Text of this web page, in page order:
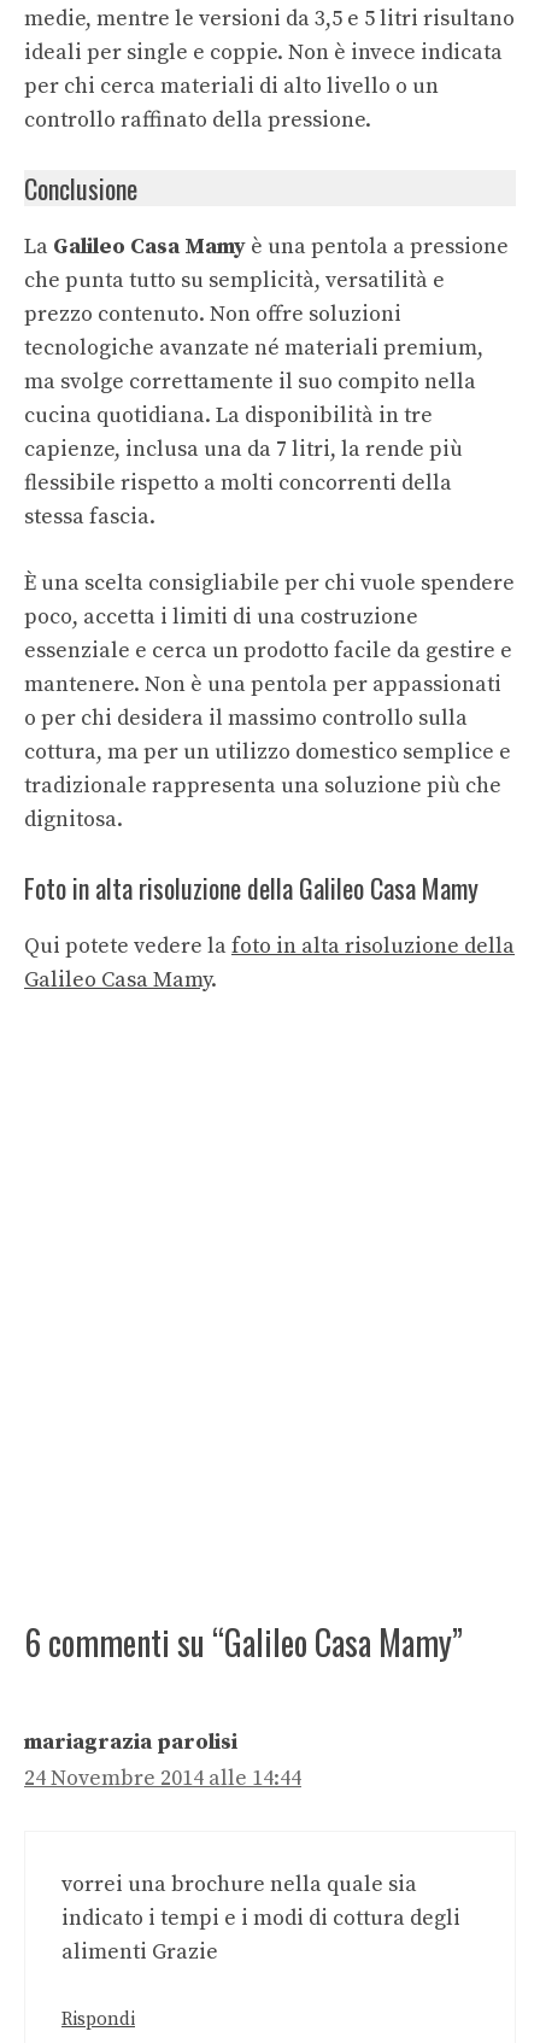
medie, mentre le versioni da 3,5 e 5 litri risultano
ideali per single e coppie. Non è invece indicata
per chi cerca materiali di alto livello o un
controllo raffinato della pressione.
Conclusione
La Galileo Casa Mamy è una pentola a pressione
che punta tutto su semplicità, versatilità e
prezzo contenuto. Non offre soluzioni
tecnologiche avanzate né materiali premium,
ma svolge correttamente il suo compito nella
cucina quotidiana. La disponibilità in tre
capienze, inclusa una da 7 litri, la rende più
flessibile rispetto a molti concorrenti della
stessa fascia.
È una scelta consigliabile per chi vuole spendere
poco, accetta i limiti di una costruzione
essenziale e cerca un prodotto facile da gestire e
mantenere. Non è una pentola per appassionati
o per chi desidera il massimo controllo sulla
cottura, ma per un utilizzo domestico semplice e
tradizionale rappresenta una soluzione più che
dignitosa.
Foto in alta risoluzione della Galileo Casa Mamy
Qui potete vedere lafoto in alta risoluzione della
Galileo Casa Mamy.
6 commenti su “Galileo Casa Mamy”
mariagrazia parolisi
24 Novembre 2014 alle 14:44
vorrei una brochure nella quale sia
indicato i tempi e i modi di cottura degli
alimenti Grazie
Rispondi